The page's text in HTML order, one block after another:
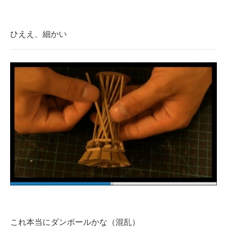
ひええ、細かい
これ本当にダンボールかな（混乱）